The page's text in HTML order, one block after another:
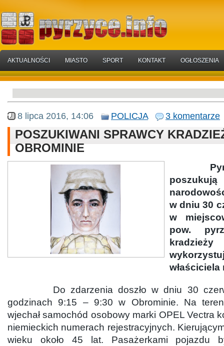
AKTUALNOŚCI MIASTO SPORT KONTAKT OGŁOSZENIA
8 lipca 2016, 14:06 POLICJA 3 komentarze
POSZUKIWANI SPRAWCY
OBROMINIE
w dniu 30
w
pow.
właściciela
Do zdarzenia doszło w dniu 30
godzinach 9:15 – 9:30 w Obrominie. Na
wjechał samochód osobowy marki OPEL Vectra
niemieckich numerach rejestracyjnych.
wieku około 45 lat. Pasażerkami pojazdu